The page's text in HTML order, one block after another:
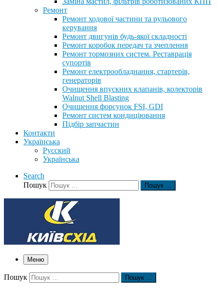
Ремонт
Ремонт ходової частини та рульового
керування
Ремонт двигунів будь-якої складності
Ремонт коробок передач та зчеплення
Ремонт тормозних систем. Реставрація
супортів
Ремонт електрообладнання, стартерів,
генераторів
Очищення впускних клапанів, колекторів
Walnut Shell Blasting
Очищення форсунок FSI, GDI
Ремонт систем кондиціювання
Підбір запчастин
Контакти
Українська
Русский
Українська
Search
Пошук
Пошук …
Меню
Пошук Пошук …